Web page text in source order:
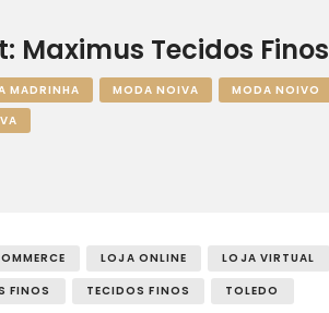
Maximus Tecidos Finos
MADRINHA MODA NOIVA MODA NOIVO
LOJA ONLINE
LOJA VIRTUAL
FINOS TECIDOS FINOS TOLEDO